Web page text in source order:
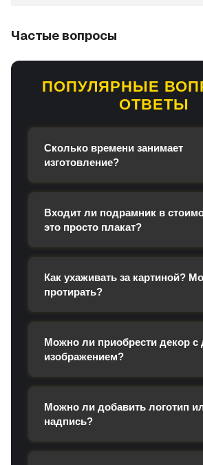
Частые вопросы
ПОПУЛЯРНЫЕ
ОТВЕТЫ
Сколько времени занимает
изготовление?
Входит ли подрамник в
это просто плакат?
Как ухаживать за картиной?
протирать?
Можно ли приобрести декор с
изображением?
Можно ли добавить логотип
надпись?